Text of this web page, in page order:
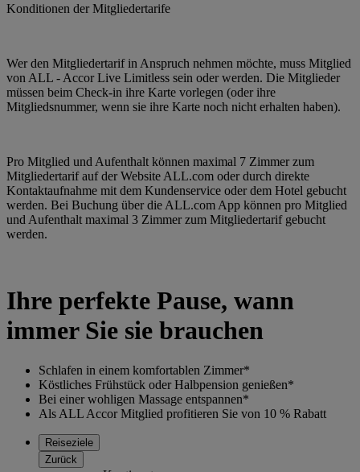
Konditionen der Mitgliedertarife
Wer den Mitgliedertarif in Anspruch nehmen möchte, muss Mitglied
von ALL - Accor Live Limitless sein oder werden. Die Mitglieder
müssen beim Check-in ihre Karte vorlegen (oder ihre
Mitgliedsnummer, wenn sie ihre Karte noch nicht erhalten haben).
Pro Mitglied und Aufenthalt können maximal 7 Zimmer zum
Mitgliedertarif auf der Website ALL.com oder durch direkte
Kontaktaufnahme mit dem Kundenservice oder dem Hotel gebucht
werden. Bei Buchung über die ALL.com App können pro Mitglied
und Aufenthalt maximal 3 Zimmer zum Mitgliedertarif gebucht
werden.
Ihre perfekte Pause, wann
immer Sie sie brauchen
Schlafen in einem komfortablen Zimmer*
Köstliches Frühstück oder Halbpension genießen*
Bei einer wohligen Massage entspannen*
Als ALL Accor Mitglied profitieren Sie von 10 % Rabatt
Reiseziele
Zurück